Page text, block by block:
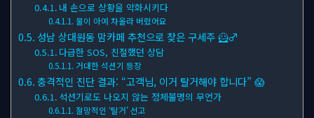
내 손으로 상황을 악화시키다
물이 아예 차올라 버렸어요
성남 상대원동 맘카페 추천으로 찾은 구세주 🦸♂
다급한 SOS, 친절했던 상담
거대한 석션기 등장
충격적인 진단 결과: “고객님, 이거 탈거해야 합니다” 😱
석션기로도 나오지 않는 정체불명의 무언가
절망적인 ‘탈거’ 선고